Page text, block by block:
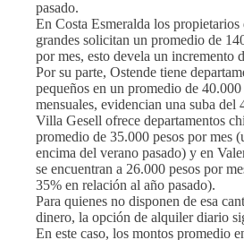
pasado.
En Costa Esmeralda los propietarios
grandes solicitan un promedio de
por mes, esto devela un incremento
Por su parte, Ostende tiene
pequeños en un promedio de 40.000
mensuales, evidencian una suba del
Villa Gesell ofrece departamentos
promedio de 35.000 pesos por mes
encima del verano pasado) y en
se encuentran a 26.000 pesos por
35% en relación al año pasado).
Para quienes no disponen de esa
dinero, la opción de alquiler diario
En este caso, los montos promedio